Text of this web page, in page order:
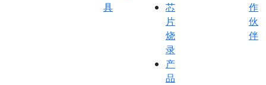
具
芯
片
烧
录
产
品
作
伙
伴